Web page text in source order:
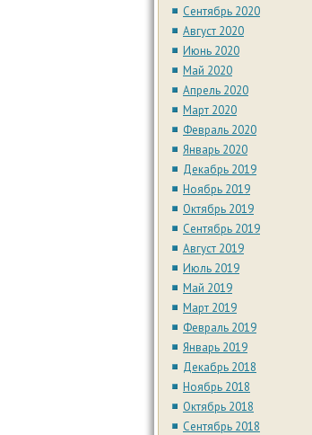
Сентябрь 2020
Август 2020
Июнь 2020
Май 2020
Апрель 2020
Март 2020
Февраль 2020
Январь 2020
Декабрь 2019
Ноябрь 2019
Октябрь 2019
Сентябрь 2019
Август 2019
Июль 2019
Май 2019
Март 2019
Февраль 2019
Январь 2019
Декабрь 2018
Ноябрь 2018
Октябрь 2018
Сентябрь 2018